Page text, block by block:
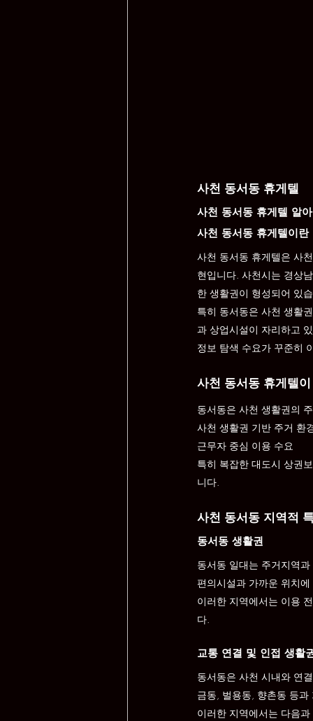
사천 동서동 휴게텔
사천 동서동 휴게텔 알
사천 동서동 휴게텔이란
사천 동서동 휴게텔은 사
현입니다. 사천시는 경상
한 생활권이 형성되어 있
특히 동서동은 사천 생활
과 상업시설이 자리하고
정보 탐색 수요가 꾸준히
사천 동서동 휴게텔
동서동은 사천 생활권의
사천 생활권 기반 주거 환
근무자 중심 이용 수요
특히 복잡한 대도시 상권
니다.
사천 동서동 지역적
동서동 생활권
동서동 일대는 주거지역
편의시설과 가까운 위치
이러한 지역에서는 이용
다.
교통 연결 및 인접 생활
동서동은 사천 시내와 연
금동, 벌용동, 향촌동 등
이러한 지역에서는 다음